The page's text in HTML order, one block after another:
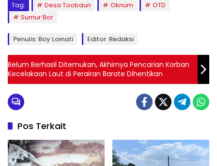
Tag: Desa Toobaun Oknum
OTD
Sumur Bor
Penulis: Boy Loinati Editor: Redaksi
Belum Berhasil Ditemukan, Akhirnya Pencarian Korban
Kecelakaan Laut di Perairan Barate Dihentikan
Pos Terkait